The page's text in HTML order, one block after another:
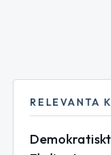
RELEVANTA